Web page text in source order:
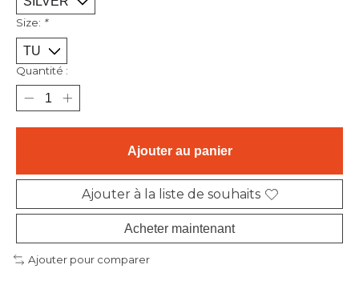
Size: *
Quantité :
Ajouter au panier
Ajouter à la liste de souhaits
Acheter maintenant
Ajouter pour comparer